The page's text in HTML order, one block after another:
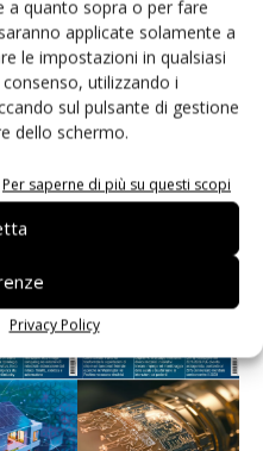
a quanto sopra o per fare
applicate solamente a
le impostazioni in qualsiasi
utilizzando i
sul pulsante di gestione
dello schermo.
Per saperne di più su questi scopi
Privacy Policy
web in questo browser per i